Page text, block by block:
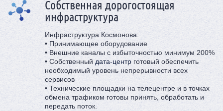
Собственная дорогостоящая
инфраструктура
Инфраструктура Космонова:
• Принимающее оборудование
• Внешние каналы с избыточностью минимум 200%
• Собственный дата-центр готовый обеспечить
необходимый уровень непрерывности всех
сервисов
• Технические площадки на телецентре и в точках
обмена трафиком готовы принять, обработать и
передать поток.